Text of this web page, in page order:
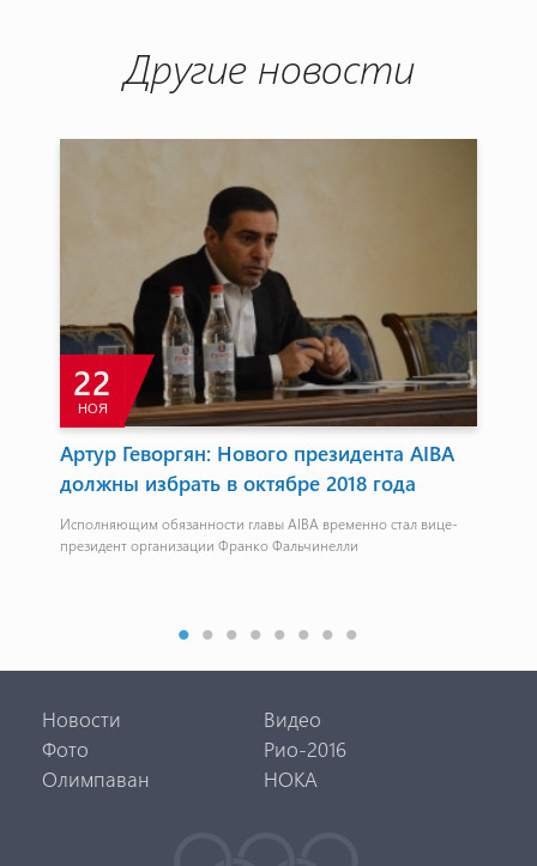
Другие новости
22
НОЯ
Артур Геворгян: Нового президента AIBA
должны избрать в октябре 2018 года
Исполняющим обязанности главы AIBA временно стал вице-
президент организации Франко Фальчинелли
Новости
Видео
Фото
Рио-2016
Олимпаван
НОКА